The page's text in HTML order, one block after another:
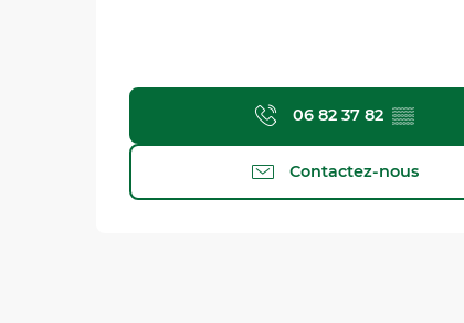
06 82 37 82 ▒▒
Contactez-nous